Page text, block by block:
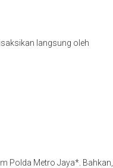
langsung oleh